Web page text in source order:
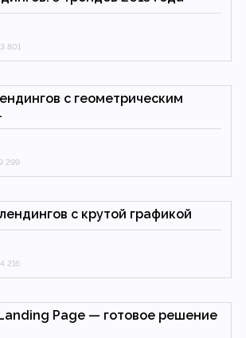
801
с геометрическим
299
с крутой графикой
216
Page — готовое решение